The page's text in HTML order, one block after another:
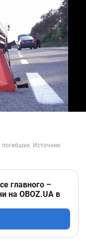
главного –
на OBOZ.UA в